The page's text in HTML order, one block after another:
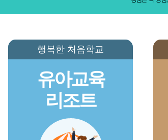
행복한 처음학교
유아교육
리조트